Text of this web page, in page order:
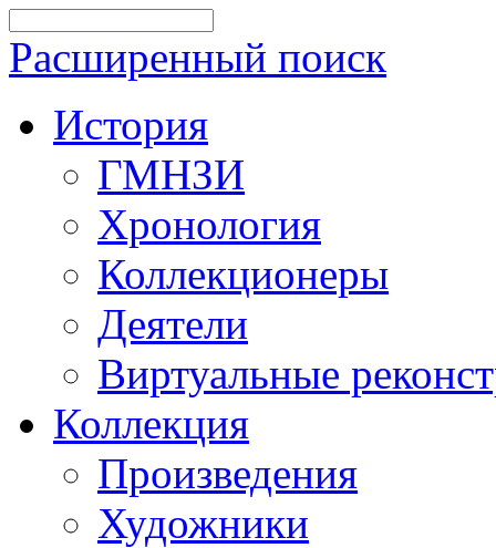
Расширенный поиск
История
ГМНЗИ
Хронология
Коллекционеры
Деятели
Виртуальные
Коллекция
Произведения
Художники